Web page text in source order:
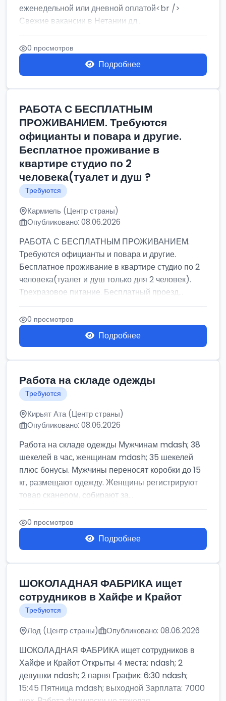
еженедельной или дневной оплатой<br />
Свежие вакансии в Нетании дл...
0 просмотров
Подробнее
РАБОТА С БЕСПЛАТНЫМ
ПРОЖИВАНИЕМ. Требуются
официанты и повара и другие.
Бесплатное проживание в
квартире студио по 2
человека(туалет и душ ?
Требуются
Кармиель (Центр страны)
Опубликовано: 08.06.2026
РАБОТА С БЕСПЛАТНЫМ ПРОЖИВАНИЕМ.
Требуются официанты и повара и другие.
Бесплатное проживание в квартире студио по 2
человека(туалет и душ только для 2 человек).
Трехразовое питание. Бесплатный проезд...
0 просмотров
Подробнее
Работа на складе одежды
Требуются
Кирьят Ата (Центр страны)
Опубликовано: 08.06.2026
Работа на складе одежды Мужчинам mdash; 38
шекелей в час, женщинам mdash; 35 шекелей
плюс бонусы. Мужчины переносят коробки до 15
кг, размещают одежду. Женщины регистрируют
товар сканером, собирают за...
0 просмотров
Подробнее
ШОКОЛАДНАЯ ФАБРИКА ищет
сотрудников в Хайфе и Крайот
Требуются
Лод (Центр страны) Опубликовано: 08.06.2026
ШОКОЛАДНАЯ ФАБРИКА ищет сотрудников в
Хайфе и Крайот Открыты 4 места: ndash; 2
девушки ndash; 2 парня График: 6:30 ndash;
15:45 Пятница mdash; выходной Зарплата: 7000